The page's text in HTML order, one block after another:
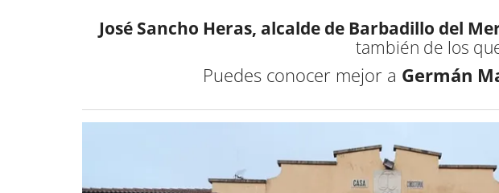
José Sancho Heras, alcalde de Barbadillo del
también de los
Puedes conocer mejor a Germán